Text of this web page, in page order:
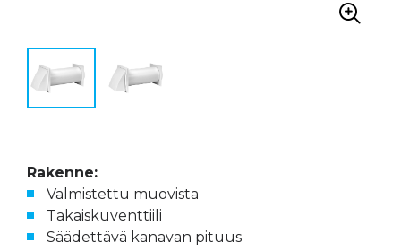
Rakenne:
Valmistettu muovista
Takaiskuventtiili
Säädettävä kanavan pituus